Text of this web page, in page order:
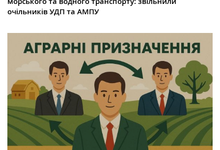
очільників УДП та АМПУ